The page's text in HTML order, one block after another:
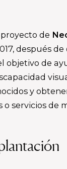
de
después
objetivo de
y
servicios de